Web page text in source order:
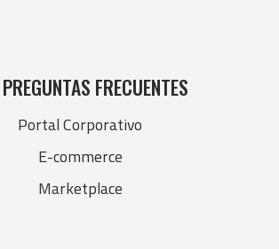
PREGUNTAS FRECUENTES
Portal Corporativo
E-commerce
Marketplace